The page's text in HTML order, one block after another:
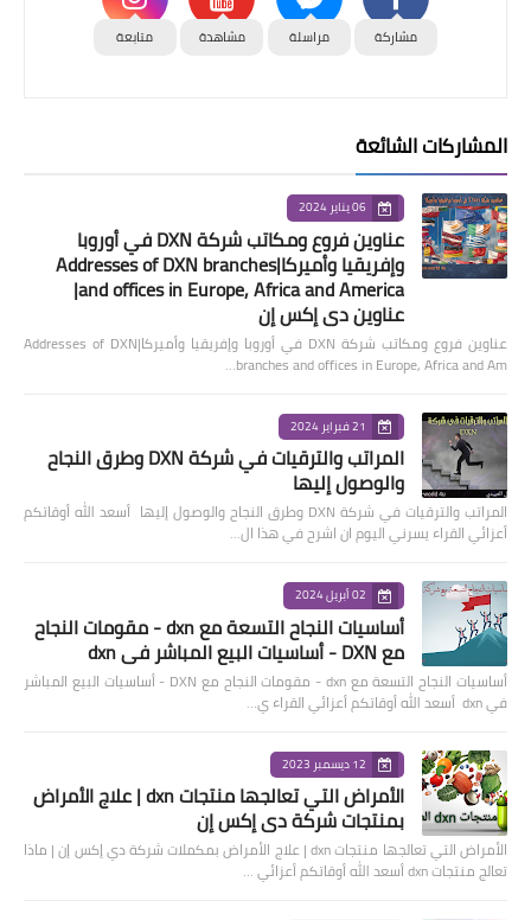
مشاركة مراسلة مشاهدة متابعة
المشاركات الشائعة
06 يناير 2024
عناوين فروع ومكاتب شركة DXN في أوروبا
وإفريقيا وأميركا|Addresses of DXN branches
and offices in Europe, Africa and America|
عناوين دي إكس إن
عناوين فروع ومكاتب شركة DXN في أوروبا وإفريقيا وأميركا|Addresses of DXN
branches and offices in Europe, Africa and Am…
21 فبراير 2024
المراتب والترقيات في شركة DXN وطرق النجاح
والوصول إليها
المراتب والترقيات في شركة DXN وطرق النجاح والوصول إليها أسعد الله أوقاتكم
أعزائي القراء يسرني اليوم ان اشرح في هذا ال…
02 أبريل 2024
أساسيات النجاح التسعة مع dxn - مقومات النجاح
مع DXN - أساسيات البيع المباشر في dxn
أساسيات النجاح التسعة مع dxn - مقومات النجاح مع DXN - أساسيات البيع المباشر
في dxn أسعد الله أوقاتكم أعزائي القراء ي…
12 ديسمبر 2023
الأمراض التي تعالجها منتجات dxn | علاج الأمراض
بمنتجات شركة دي إكس إن
الأمراض التي تعالجها منتجات dxn | علاج الأمراض بمكملات شركة دي إكس إن | ماذا
تعالج منتجات dxn أسعد الله أوقاتكم أعزائي …